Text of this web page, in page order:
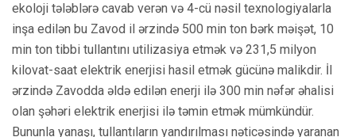
ekoloji tələblərə cavab verən və 4-cü nəsil texnologiyalarla
inşa edilən bu Zavod il ərzində 500 min ton bərk məişət, 10
min ton tibbi tullantını utilizasiya etmək və 231,5 milyon
kilovat-saat elektrik enerjisi hasil etmək gücünə malikdir. İl
ərzində Zavodda əldə edilən enerji ilə 300 min nəfər əhalisi
olan şəhəri elektrik enerjisi ilə təmin etmək mümkündür.
Bununla yanaşı, tullantıların yandırılması nəticəsində yaranan